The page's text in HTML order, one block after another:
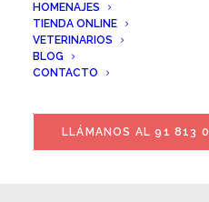
HOMENAJES
TIENDA ONLINE
VETERINARIOS
BLOG
CONTACTO
LLÁMANOS AL 91 813